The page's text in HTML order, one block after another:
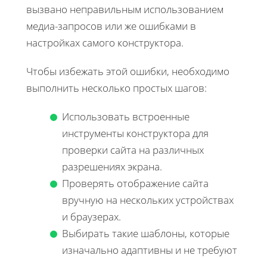
вызвано неправильным использованием
медиа-запросов или же ошибками в
настройках самого конструктора.
Чтобы избежать этой ошибки, необходимо
выполнить несколько простых шагов:
Использовать встроенные
инструменты конструктора для
проверки сайта на различных
разрешениях экрана.
Проверять отображение сайта
вручную на нескольких устройствах
и браузерах.
Выбирать такие шаблоны, которые
изначально адаптивны и не требуют